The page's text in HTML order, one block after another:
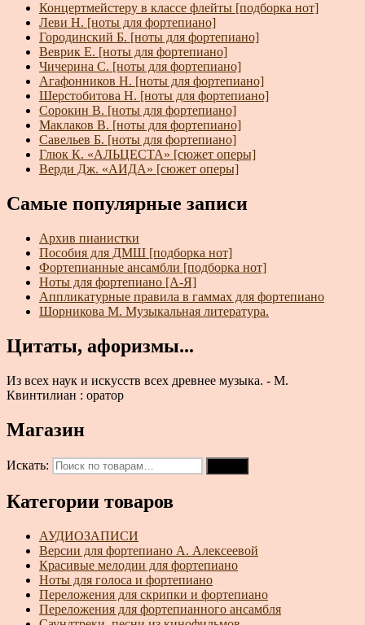
Концертмейстеру в классе флейты [подборка нот]
Леви Н. [ноты для фортепиано]
Городинский Б. [ноты для фортепиано]
Веврик Е. [ноты для фортепиано]
Чичерина С. [ноты для фортепиано]
Агафонников Н. [ноты для фортепиано]
Шерстобитова Н. [ноты для фортепиано]
Сорокин В. [ноты для фортепиано]
Маклаков В. [ноты для фортепиано]
Савельев Б. [ноты для фортепиано]
Глюк К. «АЛЬЦЕСТА» [сюжет оперы]
Верди Дж. «АИДА» [сюжет оперы]
Самые популярные записи
Архив пианистки
Пособия для ДМШ [подборка нот]
Фортепианные ансамбли [подборка нот]
Ноты для фортепиано [А-Я]
Аппликатурные правила в гаммах для фортепиано
Шорникова М. Музыкальная литература.
Цитаты, афоризмы...
Из всех наук и искусств всех древнее музыка. - М.
Квинтилиан : оратор
Магазин
Искать:
Категории товаров
АУДИОЗАПИСИ
Версии для фортепиано А. Алексеевой
Красивые мелодии для фортепиано
Ноты для голоса и фортепиано
Переложения для скрипки и фортепиано
Переложения для фортепианного ансамбля